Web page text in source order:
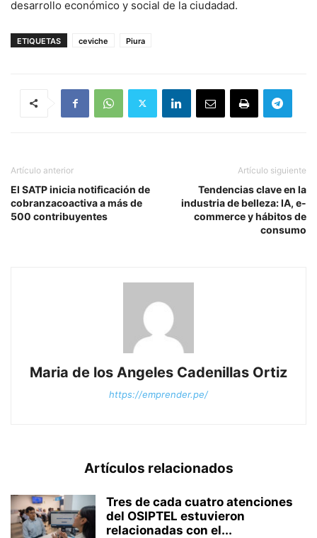
desarrollo económico y social de la ciudadad.
ETIQUETAS ceviche Piura
Artículo anterior
El SATP inicia notificación de
cobranzacoactiva a más de
500 contribuyentes
Artículo siguiente
Tendencias clave en la
industria de belleza: IA, e-
commerce y hábitos de
consumo
Maria de los Angeles Cadenillas Ortiz
https://emprender.pe/
Artículos relacionados
Tres de cada cuatro atenciones
del OSIPTEL estuvieron
relacionadas con el...